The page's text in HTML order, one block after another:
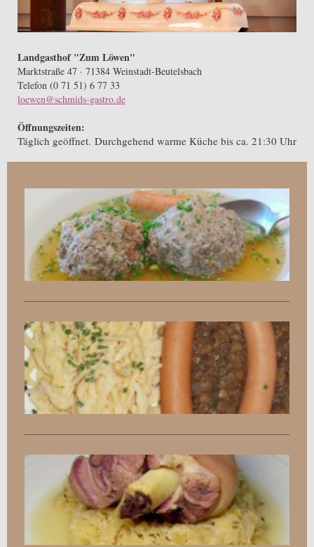
Landgasthof "Zum Löwen"
Marktstraße 47 · 71384 Weinstadt-Beutelsbach
Telefon (0 71 51) 6 77 33
loewen@schmids-gastro.de
Öffnungszeiten:
Täglich geöffnet. Durchgehend warme Küche bis ca. 21:30 Uhr